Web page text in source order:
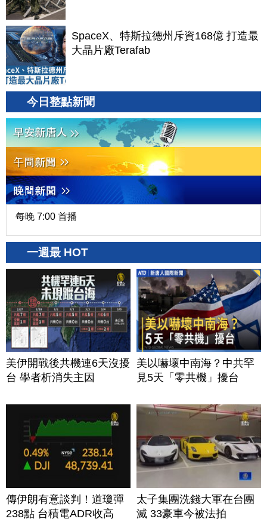
SpaceX、特斯拉德州斥資168億 打造最
大晶片廠Terafab
今日整點新聞
每晚 7:00 首播
一週最 HOT
美伊開戰後共機連6天沒擾
台 學者析消失主因
美以嚇壞中南海？中共罕
見5天「零共機」擾台
傳伊朗有意談判！道瓊彈
238點 台積電ADR收高
太子集團洗錢大軍在台團
滅 33豪車今被法拍